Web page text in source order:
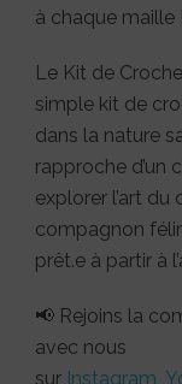
à chaque maille !
Le Kit de
simple kit de
dans la nature
rapproche d’un
explorer l’art
compagnon
prêt.e à partir à
📢 Rejoins la
avec nous
sur Instagram,